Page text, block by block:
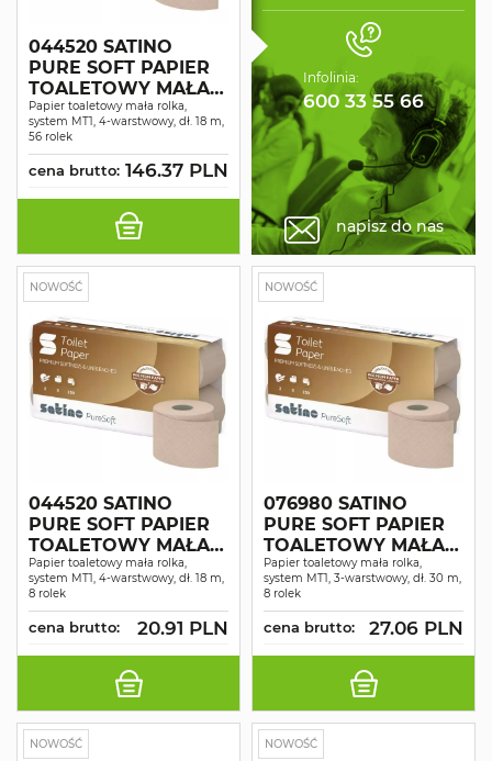
044520 SATINO
PURE SOFT PAPIER
TOALETOWY MAŁA
ROLKA 4 WAR. DŁ. 18
M 56 ROLEK
Papier toaletowy mała rolka,
system MT1, 4-warstwowy, dł. 18 m,
56 rolek
cena brutto: 146.37 PLN
Infolinia:
600 33 55 66
napisz do nas
NOWOŚĆ
044520 SATINO
PURE SOFT PAPIER
TOALETOWY MAŁA
ROLKA 4 WAR. DŁ 18
M 8 ROLEK
Papier toaletowy mała rolka,
system MT1, 4-warstwowy, dł. 18 m,
8 rolek
cena brutto: 20.91 PLN
NOWOŚĆ
076980 SATINO
PURE SOFT PAPIER
TOALETOWY MAŁA
ROLKA 3 WAR. DŁ. 30
M 8 ROLEK
Papier toaletowy mała rolka,
system MT1, 3-warstwowy, dł. 30 m,
8 rolek
cena brutto: 27.06 PLN
NOWOŚĆ NOWOŚĆ